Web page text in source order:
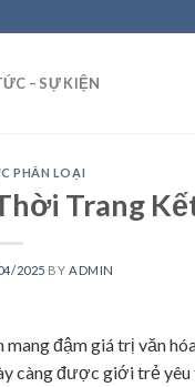
– SỰ KIỆN
PHÂN LOẠI
Trang
2025 BY ADMIN
đậm giá trị văn
càng được giới trẻ yêu